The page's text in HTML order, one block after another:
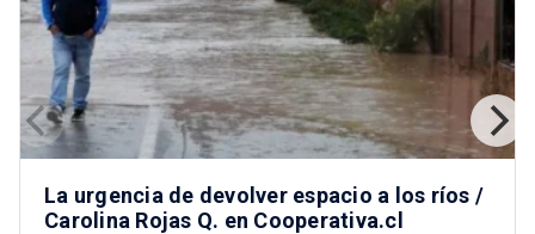
La urgencia de devolver espacio a los ríos /
Carolina Rojas Q. en Cooperativa.cl